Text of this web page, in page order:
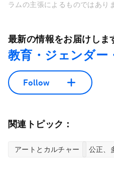
ラムの主張によるものではあり
最新の情報をお届けしま
教育・ジェンダー
Follow
関連トピック：
アートとカルチャー 公正、